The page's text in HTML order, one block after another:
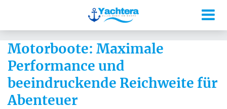
Motorboote: Maximale
Performance und
beeindruckende Reichweite für
Abenteuer